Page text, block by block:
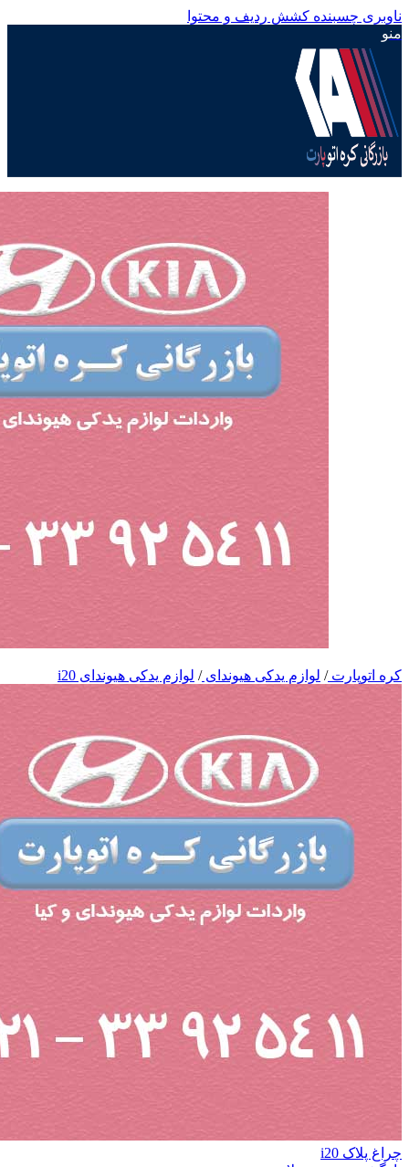
ناوبری چسبنده کشش ردیف و محتوا
منو
کره اتوپارت/ لوازم یدکی هیوندای/ لوازم یدکی هیوندای i20
چراغ پلاک i20